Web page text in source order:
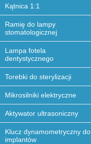
Kątnica 1:1
Ramię do lampy
stomatologicznej
Lampa fotela
dentystycznego
Torebki do sterylizacji
Mikrosilniki elektryczne
Aktywator ultrasoniczny
Klucz dynamometryczny do
implantów